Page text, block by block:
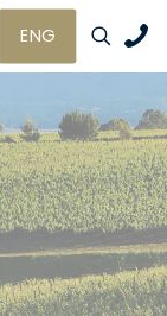
ENG